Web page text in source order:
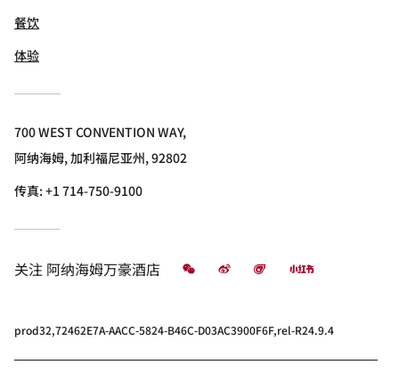
餐饮
体验
700 WEST CONVENTION WAY,
阿纳海姆, 加利福尼亚州, 92802
传真:+1 714-750-9100
关注 阿纳海姆万豪酒店 微信 微博 飞猪 小红书
prod32,72462E7A-AACC-5824-B46C-D03AC3900F6F,rel-R24.9.4